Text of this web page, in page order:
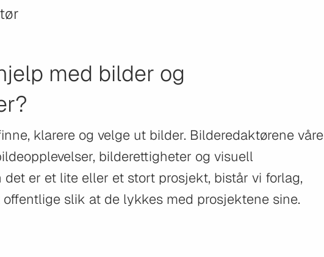
med bilder og
klarere og velge ut bilder. Bilderedaktørene våre
bilderettigheter og visuell
det er et lite eller et stort prosjekt, bistår vi forlag,
slik at de lykkes med prosjektene sine.